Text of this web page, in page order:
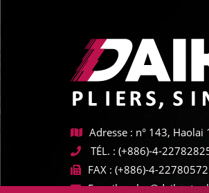
Adresse : n° 143, Haolai
TÉL. : (+886)-4-
FAX : (+886)-4-22780572
E-mail :